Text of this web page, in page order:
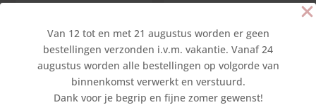
Van 12 tot en met 21 augustus worden er geen
bestellingen verzonden i.v.m. vakantie. Vanaf 24
augustus worden alle bestellingen op volgorde van
binnenkomst verwerkt en verstuurd.
Dank voor je begrip en fijne zomer gewenst!
€10,45
€8,25